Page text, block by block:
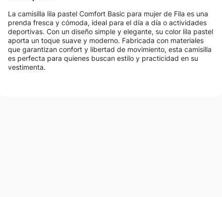
La camisilla lila pastel Comfort Basic para mujer de Fila es una
prenda fresca y cómoda, ideal para el día a día o actividades
deportivas. Con un diseño simple y elegante, su color lila pastel
aporta un toque suave y moderno. Fabricada con materiales
que garantizan confort y libertad de movimiento, esta camisilla
es perfecta para quienes buscan estilo y practicidad en su
vestimenta.